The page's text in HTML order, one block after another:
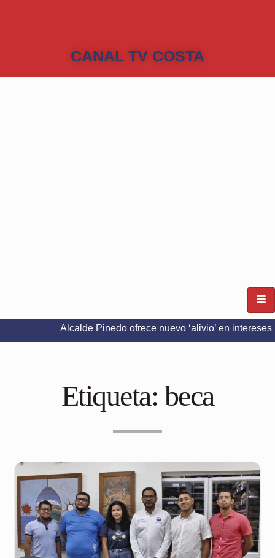
CANAL TV COSTA
Alcalde Pinedo ofrece nuevo ‘alivio’ en intereses del
Etiqueta: beca